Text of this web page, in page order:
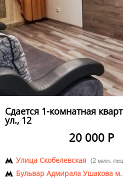
Сдается 1-комнатная
ул., 12
20 000 Р
Улица Скобелевская (2 мин.
Бульвар Адмирала Ушакова м.